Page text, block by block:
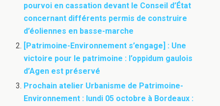
pourvoi en cassation devant le Conseil d’État
concernant différents permis de construire
d’éoliennes en basse-marche
[Patrimoine-Environnement s’engage] : Une
victoire pour le patrimoine : l’oppidum gaulois
d’Agen est préservé
Prochain atelier Urbanisme de Patrimoine-
Environnement : lundi 05 octobre à Bordeaux :